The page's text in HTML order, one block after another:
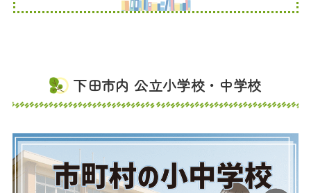
下田市内 公立小学校・中学校